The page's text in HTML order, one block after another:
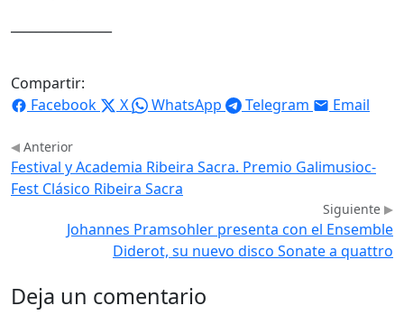
Compartir:
Facebook
X WhatsApp Telegram Email
Anterior
Festival y Academia Ribeira Sacra. Premio Galimusioc-
Fest Clásico Ribeira Sacra
Siguiente
Johannes Pramsohler presenta con el Ensemble
Diderot, su nuevo disco Sonate a quattro
Deja un comentario